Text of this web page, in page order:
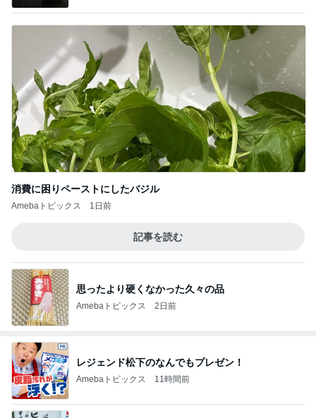
消費に困りペーストにしたバジル
Amebaトピックス 1日前
記事を読む
思ったより硬くなかった久々の品
Amebaトピックス 2日前
レジェンド松下のなんでもプレゼン！
Amebaトピックス 11時間前